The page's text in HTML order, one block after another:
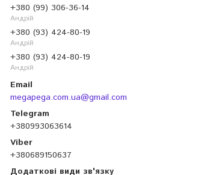
+380 (99) 306-36-14
Андрій
+380 (93) 424-80-19
Андрій
+380 (93) 424-80-19
Андрій
megapega.com.ua@gmail.com
+380993063614
+380689150637